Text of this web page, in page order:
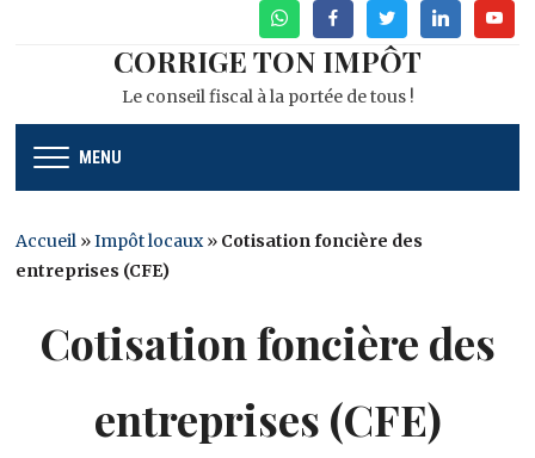
WhatsAppFacebookTwitterLinkedin
CORRIGE TON IMPÔT
Le conseil fiscal à la portée de tous !
MENU
Accueil »Impôt locaux» Cotisation foncière des
entreprises (CFE)
Cotisation foncière des
entreprises (CFE)